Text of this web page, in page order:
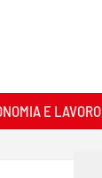
E LAVORO